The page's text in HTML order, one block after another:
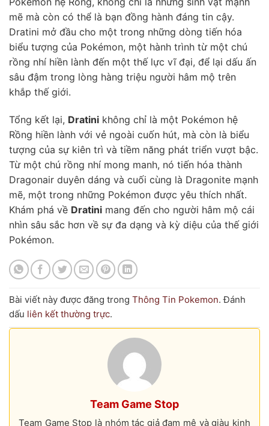
mẽ mà còn có thể là bạn đồng hành đáng tin cậy.
Dratini mở đầu cho một trong những dòng tiến hóa
biểu tượng của Pokémon, một hành trình từ một chú
rồng nhí hiền lành đến một thế lực vĩ đại, để lại dấu ấn
sâu đậm trong lòng hàng triệu người hâm mộ trên
khắp thế giới.
Tổng kết lại, Dratini không chỉ là một Pokémon hệ
Rồng hiền lành với vẻ ngoài cuốn hút, mà còn là biểu
tượng của sự kiên trì và tiềm năng phát triển vượt bậc.
Từ một chú rồng nhí mong manh, nó tiến hóa thành
Dragonair duyên dáng và cuối cùng là Dragonite mạnh
mẽ, một trong những Pokémon được yêu thích nhất.
Khám phá về Dratini mang đến cho người hâm mộ cái
nhìn sâu sắc hơn về sự đa dạng và kỳ diệu của thế giới
Pokémon.
Bài viết này được đăng trong Thông Tin Pokemon. Đánh
dấu liên kết thường trực.
Team Game Stop
Team Game Stop là nhóm tác giả đam mê và giàu kinh